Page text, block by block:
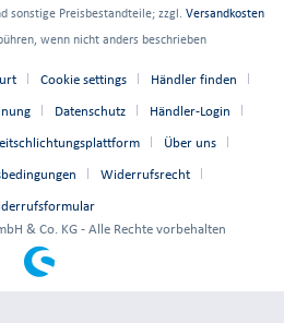
sonstige Preisbestandteile; zzgl. Versandkosten
wenn nicht anders beschrieben
Cookie settings Händler finden
Datenschutz Händler-Login
Über uns
Widerrufsrecht
& Co. KG - Alle Rechte vorbehalten